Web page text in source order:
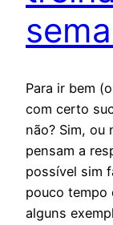
Para ir bem
com certo
não? Sim, ou
pensam a
possível sim
pouco tempo
alguns